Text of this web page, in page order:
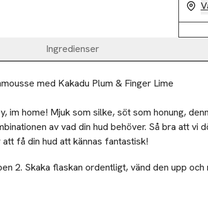
Ingredienser
med Kakadu Plum & Finger Lime
im home! Mjuk som silke, söt som honung,
av vad din hud behöver. Så bra att vi
få din hud att kännas fantastisk!
2. Skaka flaskan ordentligt, vänd den upp och